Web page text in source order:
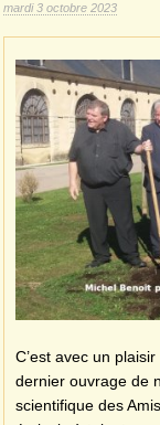
mardi 3 octobre 2023
C’est avec un
dernier ouvrage de
scientifique des